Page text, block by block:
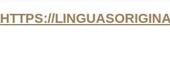
HTTPS://